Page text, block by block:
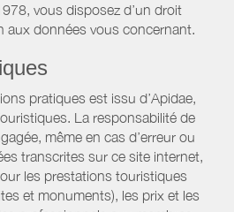
vous disposez d’un droit
aux données vous concernant.
pratiques est issu d’Apidae,
La responsabilité de
même en cas d’erreur ou
transcrites sur ce site internet,
les prestations touristiques
et monuments), les prix et les